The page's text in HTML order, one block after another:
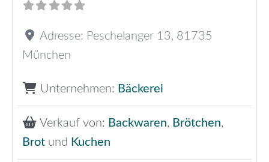
Adresse: Peschelanger 13, 81735
München
Unternehmen: Bäckerei
Verkauf von: Backwaren, Brötchen,
Brot und Kuchen